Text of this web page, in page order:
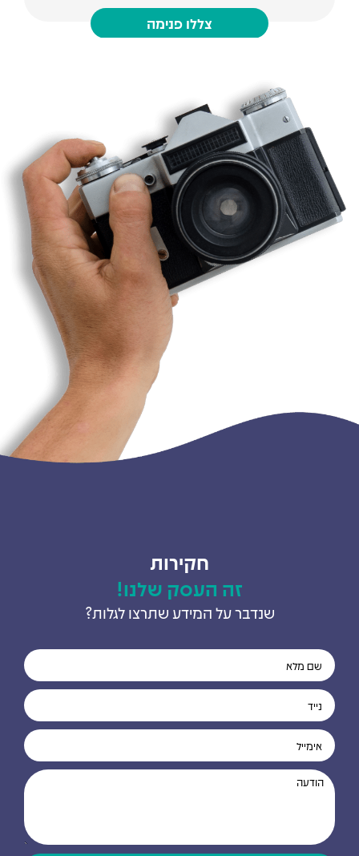
צללו פנימה
חקירות
זה העסק שלנו!
שנדבר על המידע שתרצו לגלות?